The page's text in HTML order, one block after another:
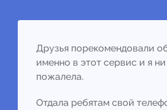
Друзья порекомендовали
именно в этот сервис и я
пожалела.
Отдала ребятам свой